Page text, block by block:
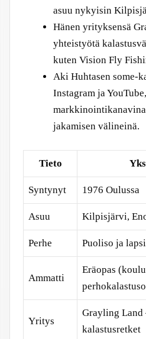
asuu nykyisin
Hänen yrityksensä
yhteistyötä
kuten Vision Fly
Aki Huhtasen some-
Instagram ja
jakamisen välineinä.
Tieto
Syntynyt 1976 Oulussa
Asuu Kilpisjärvi,
Perhe Puoliso ja
Ammatti
Eräopas
Yritys
Grayling Land
kalastusretket